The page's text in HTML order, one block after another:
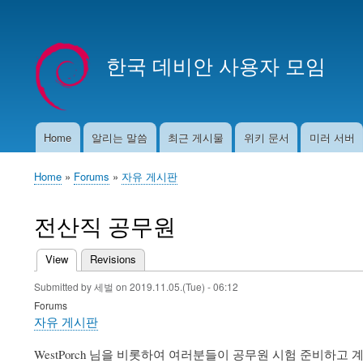
account
menu
한국 데비안 사용자 모임
MainHome 알리는 말씀 최근 게시물 위키 문서 미러 서버
Breadcrumb
Home Forums 자유 게시판
전산직 공무원
Primary
tabs
View (active tab)
Revisions
Submitted by세벌 on 2019.11.05.(Tue) - 06:12
Forums
자유 게시판
WestPorch 님을 비롯하여 여러분들이 공무원 시험 준비하고